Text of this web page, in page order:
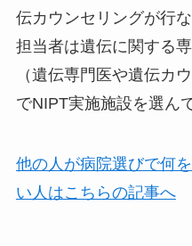
伝カウンセリングが行
担当者は遺伝に関する
（遺伝専門医や遺伝カ
でNIPT実施施設を選ん
他の人が病院選びで何
い人はこちらの記事へ